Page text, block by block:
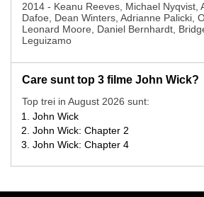
2014 - Keanu Reeves, Michael Nyqvist,
Dafoe, Dean Winters, Adrianne Palicki,
Leonard Moore, Daniel Bernhardt,
Leguizamo
Care sunt top 3 filme John Wick?
Top trei in August 2026 sunt:
John Wick
John Wick: Chapter 2
John Wick: Chapter 4